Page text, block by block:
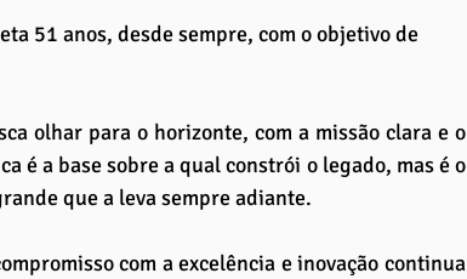
51 anos, desde sempre, com o objetivo de
olhar para o horizonte, com a missão clara e o
é a base sobre a qual constrói o legado, mas é o
que a leva sempre adiante.
com a excelência e inovação continua